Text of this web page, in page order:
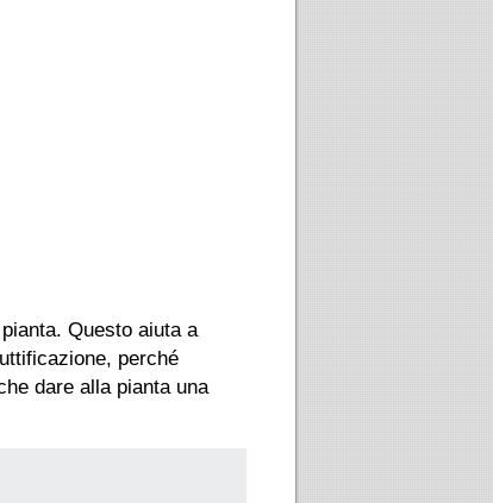
Questo aiuta a
perché
dare alla pianta una